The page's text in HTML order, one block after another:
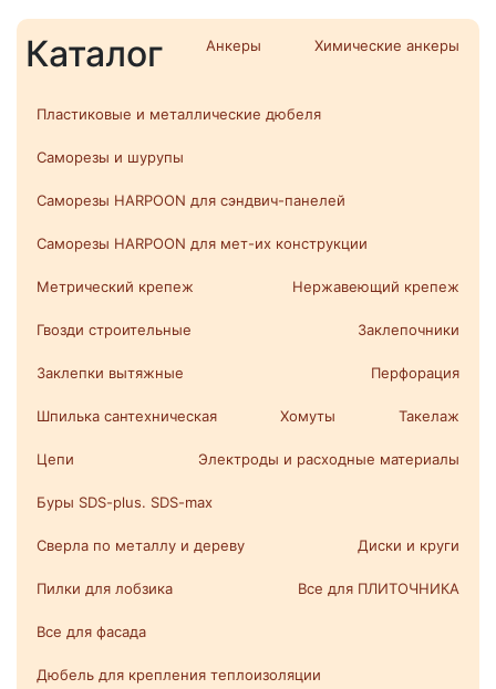
Каталог Анкеры Химические анкеры
Пластиковые и металлические дюбеля
Саморезы и шурупы
Саморезы HARPOON для сэндвич-панелей
Саморезы HARPOON для мет-их конструкции
Метрический крепеж Нержавеющий крепеж
Гвозди строительные Заклепочники
Заклепки вытяжные Перфорация
Шпилька сантехническая Хомуты Такелаж
Цепи Электроды и расходные материалы
Буры SDS-plus. SDS-max
Сверла по металлу и дереву Диски и круги
Пилки для лобзика Все для ПЛИТОЧНИКА
Все для фасада
Дюбель для крепления теплоизоляции